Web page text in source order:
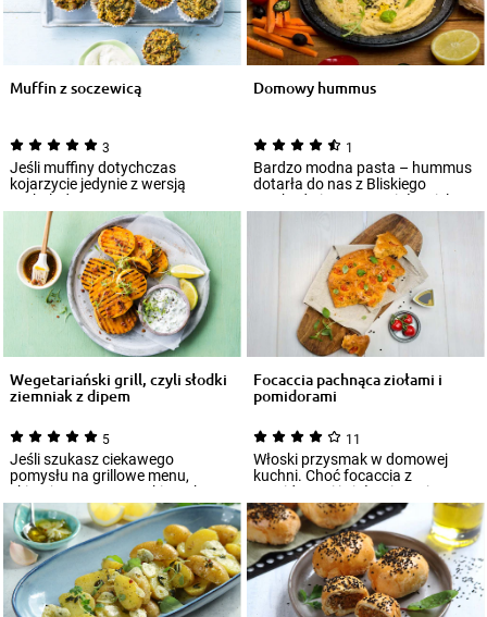
Muffin z soczewicą
3
Jeśli muffiny dotychczas
kojarzycie jedynie z wersją
czekoladową, czas na
prawdziwą kuchenną rewo...
Domowy hummus
1
Bardzo modna pasta – hummus
dotarła do nas z Bliskiego
Wschodu i przypomniała wielu
smakoszom o p...
Wegetariański grill, czyli słodki
ziemniak z dipem
5
Jeśli szukasz ciekawego
pomysłu na grillowe menu,
skieruj swą uwagę w kierunku
dań roślinnych. Bę...
Focaccia pachnąca ziołami i
pomidorami
11
Włoski przysmak w domowej
kuchni. Choć focaccia z
pomidorami i ziołami na pierwszy
rzut oka przyp...